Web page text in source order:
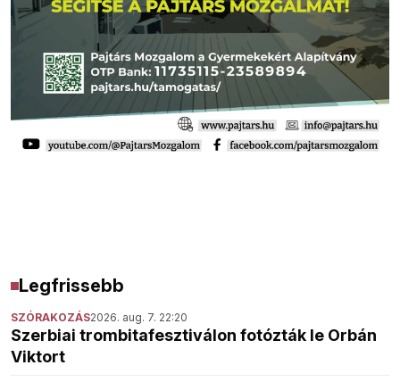
Legfrissebb
SZÓRAKOZÁS2026. aug. 7. 22:20
Szerbiai trombitafesztiválon fotózták le Orbán
Viktort